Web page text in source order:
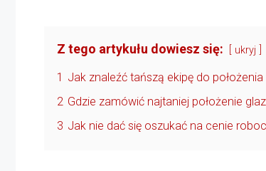
Z tego artykułu dowiesz się: ukryj
1 Jak znaleźć tańszą ekipę do
2 Gdzie zamówić najtaniej położenie
3 Jak nie dać się oszukać na cenie